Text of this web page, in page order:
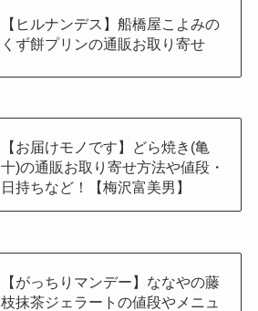
【ヒルナンデス】船橋屋こよみの
くず餅プリンの通販お取り寄せ
【お届けモノです】どら焼き(亀
十)の通販お取り寄せ方法や値段・
日持ちなど！【梅沢富美男】
【がっちりマンデー】ななやの藤
枝抹茶ジェラートの値段やメニュ